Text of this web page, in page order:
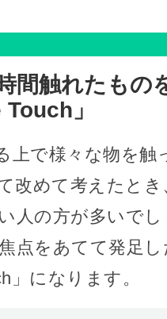
間触れたもの
」
上で様々な物を触
改めて考えたと
人の方が多いで
点をあてて発足
」になります。